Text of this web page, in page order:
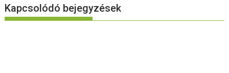
Kapcsolódó bejegyzések